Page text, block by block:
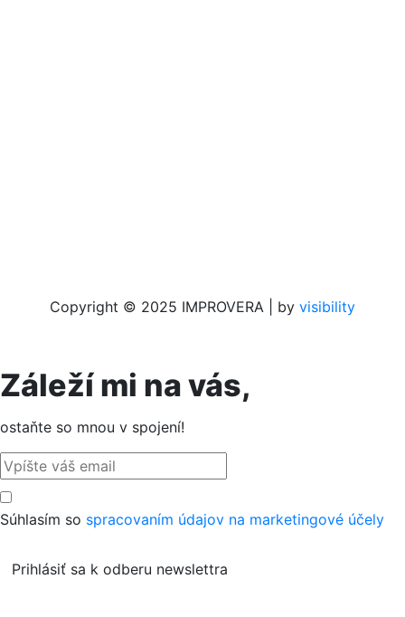
Copyright © 2025 IMPROVERA | by visibility
Záleží mi na vás,
ostaňte so mnou v spojení!
Súhlasím so spracovaním údajov na marketingové účely
Prihlásiť sa k odberu newslettra